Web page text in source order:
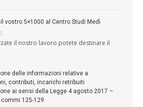
vostro 5×1000 al Centro Studi Medì
il nostro lavoro potete destinare il
delle informazioni relative a
contributi, incarichi retribuiti
ai sensi della Legge 4 agosto 2017 –
125-129